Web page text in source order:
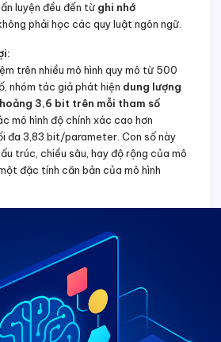
luyện đều đến từ ghi nhớ
phải học các quy luật ngôn ngữ.
trên nhiều mô hình quy mô từ 500
nhóm tác giả phát hiện dung lượng
3,6 bit trên mỗi tham số
mô hình độ chính xác cao hơn
3,83 bit/parameter. Con số này
trúc, chiều sâu, hay độ rộng của mô
đặc tính căn bản của mô hình